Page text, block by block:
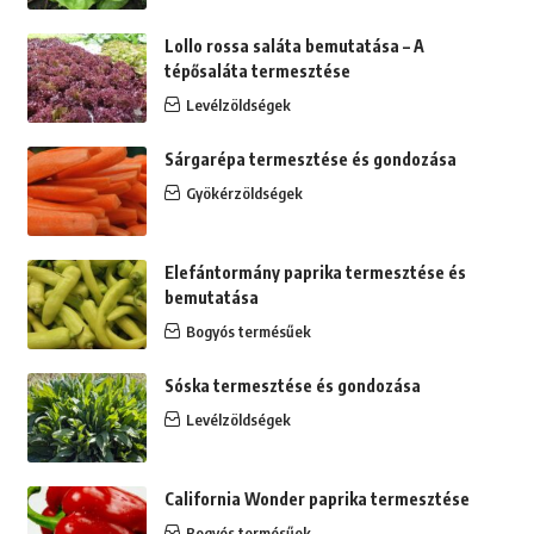
Lollo rossa saláta bemutatása – A
tépősaláta termesztése
Levélzöldségek
Sárgarépa termesztése és gondozása
Gyökérzöldségek
Elefántormány paprika termesztése és
bemutatása
Bogyós termésűek
Sóska termesztése és gondozása
Levélzöldségek
California Wonder paprika termesztése